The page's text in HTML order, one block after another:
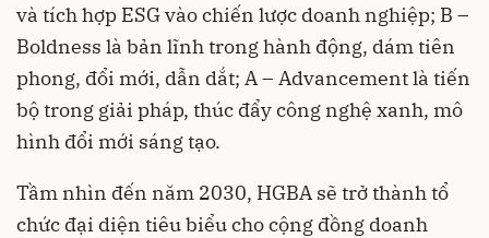
và tích hợp ESG vào chiến lược doanh nghiệp; B –
Boldness là bản lĩnh trong hành động, dám tiên
phong, đổi mới, dẫn dắt; A – Advancement là tiến
bộ trong giải pháp, thúc đẩy công nghệ xanh, mô
hình đổi mới sáng tạo.
Tầm nhìn đến năm 2030, HGBA sẽ trở thành tổ
chức đại diện tiêu biểu cho cộng đồng doanh